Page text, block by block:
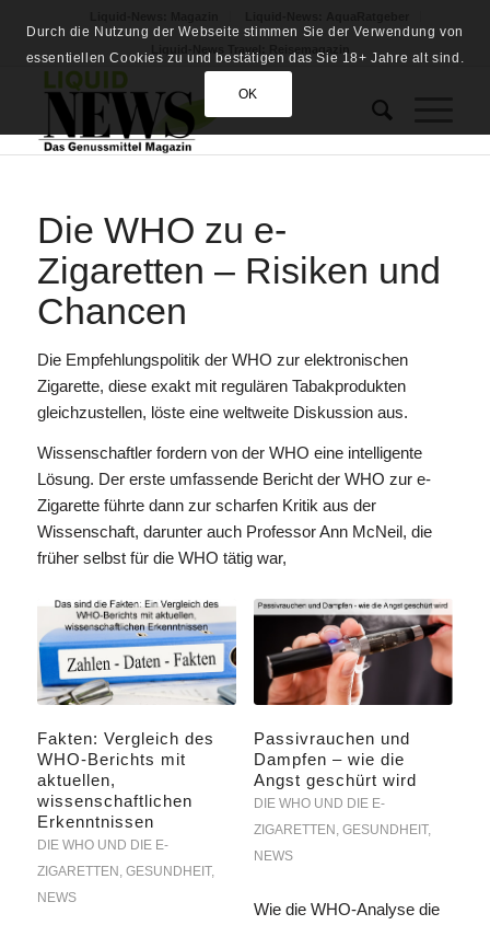
Die WHO zu e-
Zigaretten – Risiken und
Chancen
Die Empfehlungspolitik der WHO zur elektronischen
Zigarette, diese exakt mit regulären Tabakprodukten
gleichzustellen, löste eine weltweite Diskussion aus.
Wissenschaftler fordern von der WHO eine intelligente
Lösung. Der erste umfassende Bericht der WHO zur e-
Zigarette führte dann zur scharfen Kritik aus der
Wissenschaft, darunter auch Professor Ann McNeil, die
früher selbst für die WHO tätig war,
Fakten: Vergleich des
WHO-Berichts mit
aktuellen,
wissenschaftlichen
Erkenntnissen
DIE WHO UND DIE E-
ZIGARETTEN , GESUNDHEIT,
NEWS
Passivrauchen und
Dampfen – wie die
Angst geschürt wird
DIE WHO UND DIE E-
ZIGARETTEN , GESUNDHEIT,
NEWS
Wie die WHO-Analyse die
Durch die Nutzung der Webseite stimmen Sie der Verwendung von
essentiellen Cookies zu und bestätigen das Sie 18+ Jahre alt sind.
OK